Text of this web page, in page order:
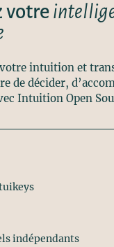
votre
votre intuition et
de décider,
Intuition Open
indépendants